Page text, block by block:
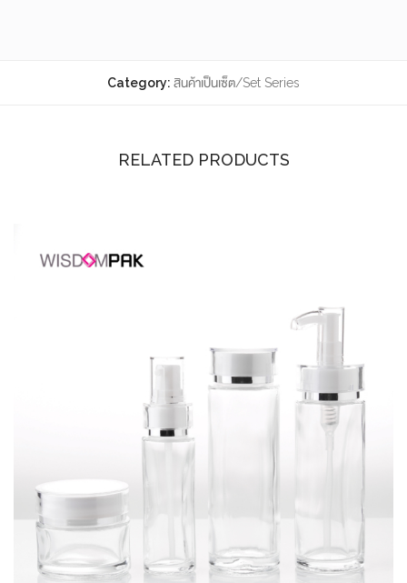
Category: สินค้าเป็นเซ็ต/Set Series
RELATED PRODUCTS